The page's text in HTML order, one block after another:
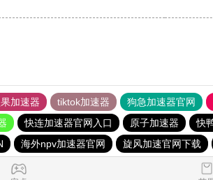
加速器 tiktok加速器 狗急加速器官网
快连加速器官网入口 原子加速器 快
海外npv加速器官网 旋风加速官网下载